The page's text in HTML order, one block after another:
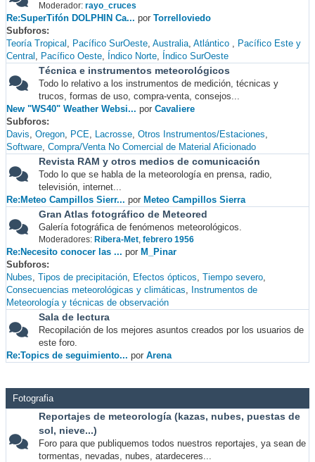
Moderador: rayo_cruces
Re:SuperTifón DOLPHIN Ca... por Torrelloviedo
Subforos
Teoría Tropical
Pacífico SurOeste Australia Atlántico
Pacífico Este y
Central
Pacífico Oeste Índico Norte Índico SurOeste
Técnica e instrumentos meteorológicos
Todo lo relativo a los instrumentos de medición, técnicas y
trucos, formas de uso, compra-venta, consejos...
New "WS40" Weather Websi... por Cavaliere
Subforos
Davis Oregon PCE Lacrosse Otros Instrumentos/Estaciones
Software Compra/Venta No Comercial de Material Aficionado
Revista RAM y otros medios de comunicación
Todo lo que se habla de la meteorología en prensa, radio,
televisión, internet...
Re:Meteo Campillos Sierr... por Meteo Campillos Sierra
Gran Atlas fotográfico de Meteored
Galería fotográfica de fenómenos meteorológicos.
Moderadores: Ribera-Met, febrero 1956
Re:Necesito conocer las ... por M_Pinar
Subforos
Nubes Tipos de precipitación Efectos ópticos Tiempo severo
Consecuencias meteorológicas y climáticas
Instrumentos de
Meteorología y técnicas de observación
Sala de lectura
Recopilación de los mejores asuntos creados por los usuarios de
este foro.
Re:Topics de seguimiento... por Arena
Fotografia
Reportajes de meteorología (kazas, nubes, puestas de
sol, nieve...)
Foro para que publiquemos todos nuestros reportajes, ya sean de
tormentas, nevadas, nubes, atardeceres...